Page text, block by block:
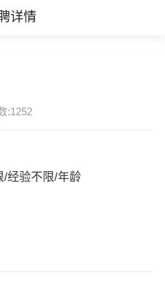
详情
:1252
/经验不限/年龄